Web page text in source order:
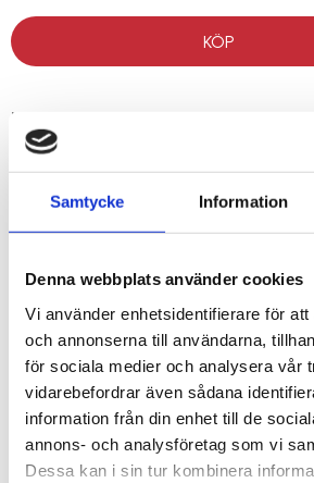
Samtycke Information
Denna webbplats använder cookies
Vi använder enhetsidentifierare för
och annonserna till användarna,
för sociala medier och analysera vår
vidarebefordrar även sådana
information från din enhet till de
annons- och analysföretag som vi
Dessa kan i sin tur kombinera
KÖP
Lagerstatus
Artikelnr
att ge god stabilitet och tillförlitlighet.
ger en ergonomiskt riktig höjd på ditt
mått är 51 cm på "långa" hållet och 42 cm
Vikt: 46 kg